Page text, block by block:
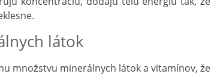
látok
množstvu minerálnych látok a vitamínov, že